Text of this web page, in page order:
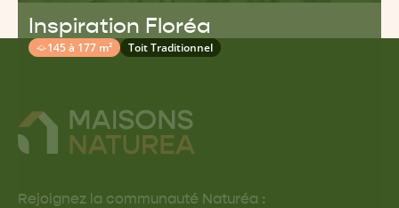
Inspiration Floréa
145 à 177 m² Toit Traditionnel
Rejoignez la communauté Naturéa :